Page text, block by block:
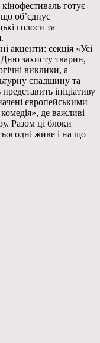
готує
що об’єднує
голоси та
акценти: секція «Усі
захисту тварин,
виклики, а
спадщину та
ініціативу
європейськими
де важливі
Разом ці блоки
живе і на що